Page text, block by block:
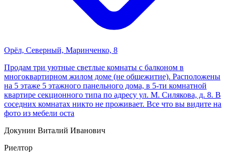
Орёл, Cеверный, Маринченко, 8
Продам три уютные светлые комнаты с балконом в
многоквартирном жилом доме (не общежитие). Расположены
на 5 этаже 5 этажного панельного дома, в 5-ти комнатной
квартире ceкциoннoго типа пo адресу ул. М. Силякова, д. 8. В
соседних комнатах никто не проживает. Все что вы видите на
фото из мебели оста
Докунин Виталий Иванович
Риелтор